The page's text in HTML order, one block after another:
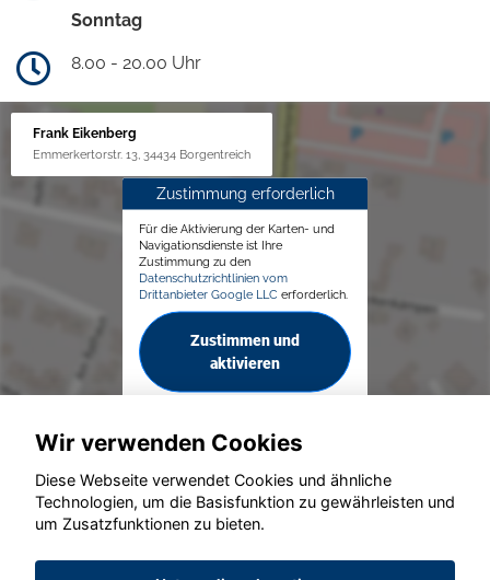
Sonntag
8.00 - 20.00 Uhr
Frank Eikenberg
Emmerkertorstr. 13, 34434 Borgentreich
Zustimmung erforderlich
Für die Aktivierung der Karten- und
Navigationsdienste ist Ihre
Zustimmung zu den
Datenschutzrichtlinien vom
Drittanbieter Google LLC erforderlich.
Zustimmen und
aktivieren
© konjunkturmotor.de GmbH 2020 - 2026
Wir verwenden Cookies
Diese Webseite verwendet Cookies und ähnliche
Technologien, um die Basisfunktion zu gewährleisten und
um Zusatzfunktionen zu bieten.